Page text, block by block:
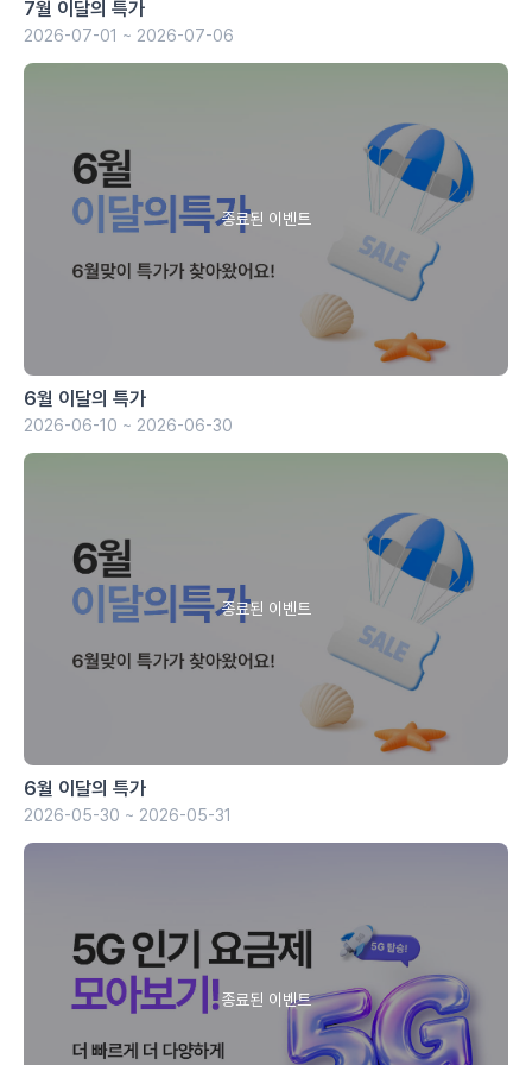
7월 이달의 특가
2026-07-01 ~ 2026-07-06
6월 이달의 특가
2026-06-10 ~ 2026-06-30
6월 이달의 특가
2026-05-30 ~ 2026-05-31